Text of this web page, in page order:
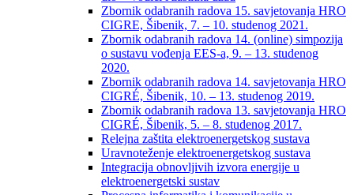
Zbornik odabranih radova 15. savjetovanja HRO
CIGRE, Šibenik, 7. – 10. studenog 2021.
Zbornik odabranih radova 14. (online) simpozija
o sustavu vođenja EES-a, 9. – 13. studenog
2020.
Zbornik odabranih radova 14. savjetovanja HRO
CIGRÉ, Šibenik, 10. – 13. studenog 2019.
Zbornik odabranih radova 13. savjetovanja HRO
CIGRÉ, Šibenik, 5. – 8. studenog 2017.
Relejna zaštita elektroenergetskog sustava
Uravnoteženje elektroenergetskog sustava
Integracija obnovljivih izvora energije u
elektroenergetski sustav